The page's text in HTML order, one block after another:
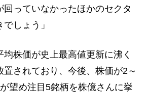
回っていなかったほかのセクタ
しょう」
株価が史上最高値更新に沸く
置されており、今後、株価が2～
望め注目5銘柄を株億さんに挙